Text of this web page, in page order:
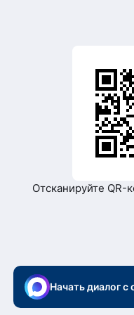
домах
многоквартирных домах
приборов учета
переданные
дни.
на 2026 г. Это
уровня и премии
города отмечены 53
Отсканируйте QR-
Начать диалог